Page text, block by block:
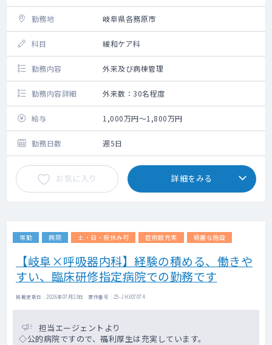
勤務地 岐阜県各務原市
科目 緩和ケア科
勤務内容 外来及び病棟管理
勤務内容詳細 外来数：30名程度
給与 1,000万円～1,800万円
勤務日数 週5日
お気に入り 詳細をみる
常勤 病院 土・日・祝休み可 症例数充実 綺麗な施設
【岐阜×呼吸器内科】経験の積める、働きや
すい、臨床研修指定病院での勤務です
掲載更新日 : 2026年07月23日 案件番号 : 25-JH307074
担当エージェントより
◇公的病院ですので、福利厚生は充実しています。